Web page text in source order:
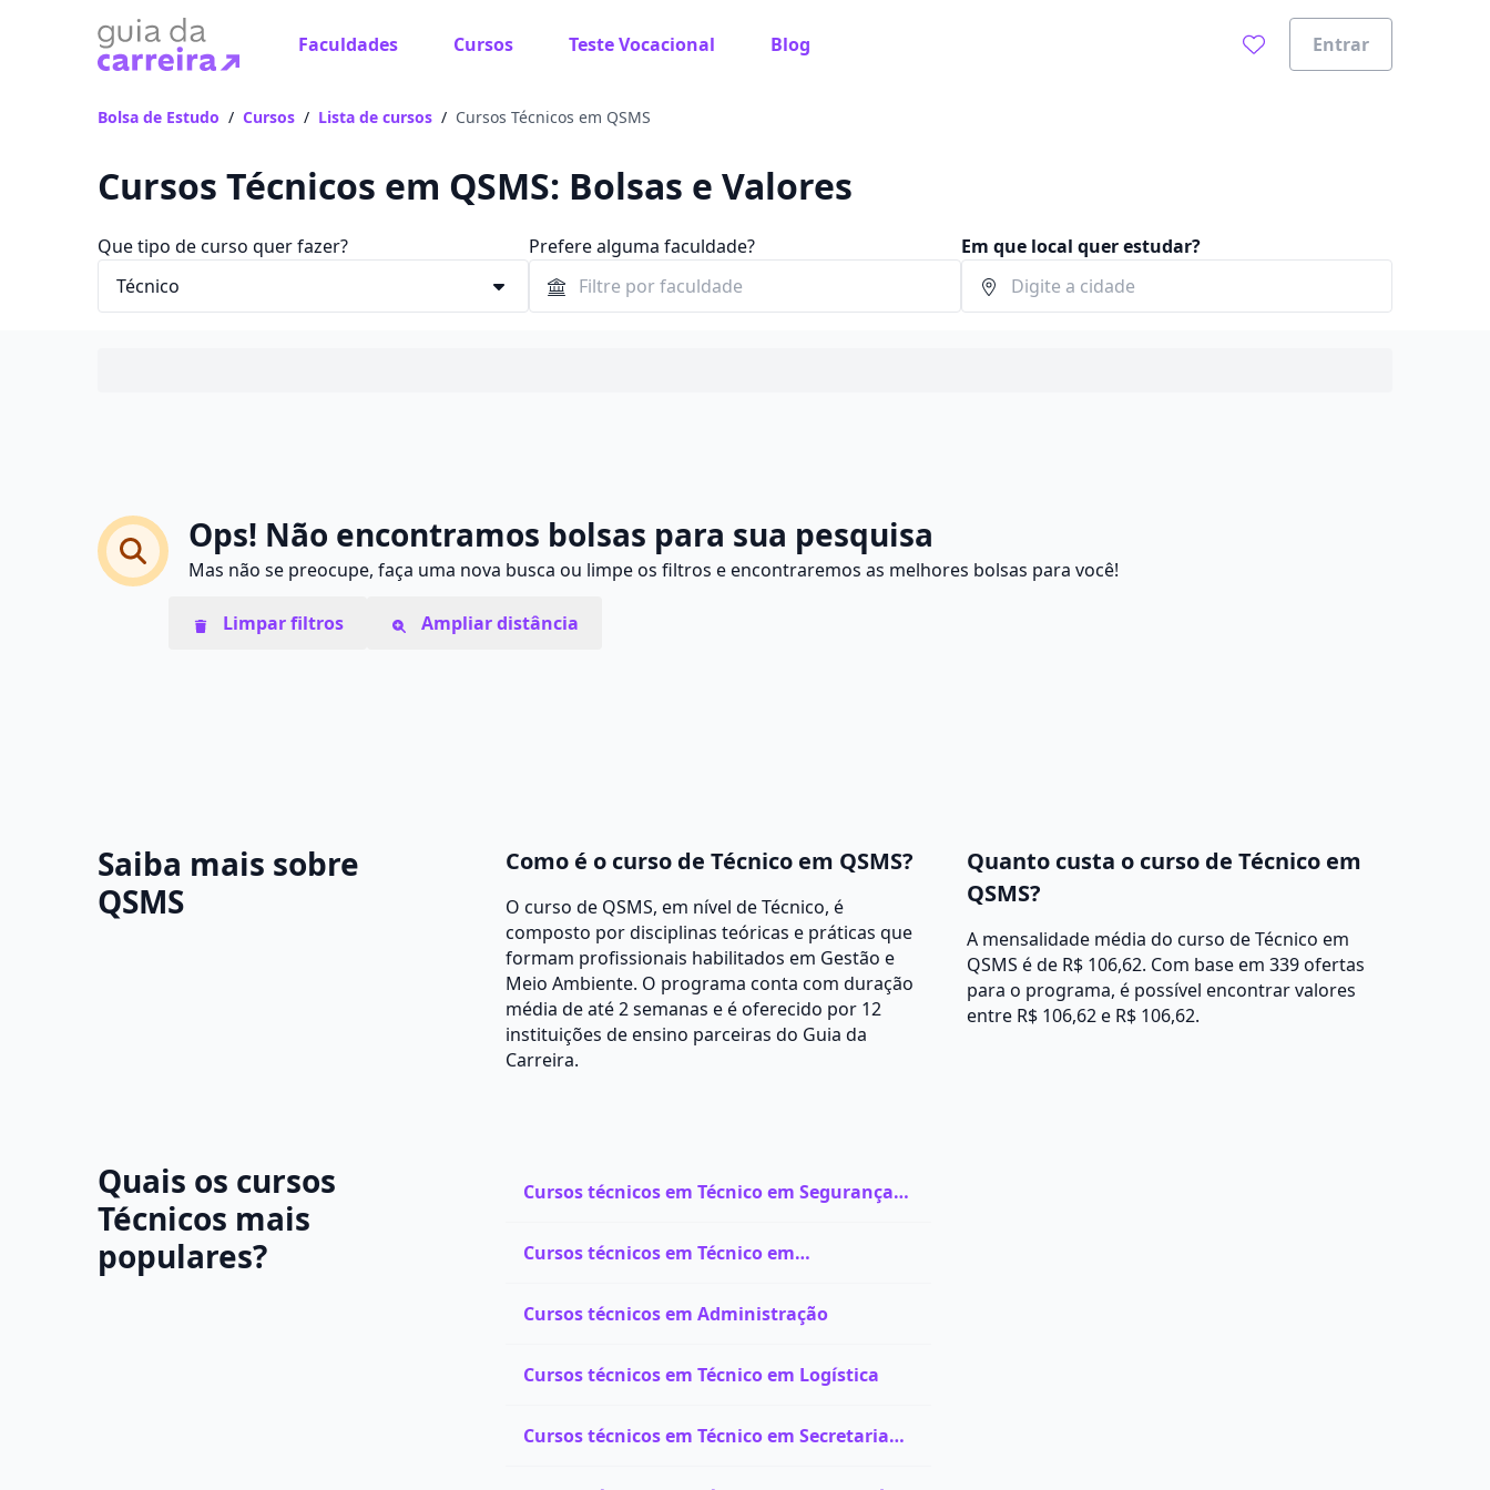
Faculdades Cursos Teste Vocacional Blog Entrar
Bolsa de Estudo / Cursos / Lista de cursos / Cursos Técnicos em QSMS
Cursos Técnicos em QSMS: Bolsas e Valores
Que tipo de curso quer fazer? Prefere alguma faculdade? Em que local quer estudar?
Ops! Não encontramos bolsas para sua pesquisa
Mas não se preocupe, faça uma nova busca ou limpe os filtros e encontraremos as melhores bolsas para você!
Limpar filtros Ampliar distância
Saiba mais sobre
QSMS
Como é o curso de Técnico em QSMS?
O curso de QSMS, em nível de Técnico, é
composto por disciplinas teóricas e práticas que
formam profissionais habilitados em Gestão e
Meio Ambiente. O programa conta com duração
média de até 2 semanas e é oferecido por 12
instituições de ensino parceiras do Guia da
Carreira.
Quanto custa o curso de Técnico em
QSMS?
A mensalidade média do curso de Técnico em
QSMS é de R$ 106,62. Com base em 339 ofertas
para o programa, é possível encontrar valores
entre R$ 106,62 e R$ 106,62.
Quais os cursos
Técnicos mais
populares?
Cursos técnicos em Técnico em Segurança
Cursos técnicos em Técnico em
Cursos técnicos em Administração
Cursos técnicos em Técnico em Logística
Cursos técnicos em Técnico em Secretaria